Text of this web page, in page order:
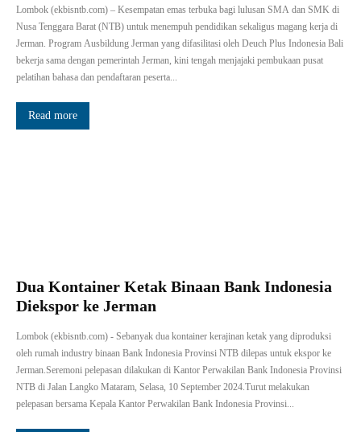
Lombok (ekbisntb.com) – Kesempatan emas terbuka bagi lulusan SMA dan SMK di
Nusa Tenggara Barat (NTB) untuk menempuh pendidikan sekaligus magang kerja di
Jerman. Program Ausbildung Jerman yang difasilitasi oleh Deuch Plus Indonesia Bali
bekerja sama dengan pemerintah Jerman, kini tengah menjajaki pembukaan pusat
pelatihan bahasa dan pendaftaran peserta...
Read more
Dua Kontainer Ketak Binaan Bank Indonesia
Diekspor ke Jerman
Lombok (ekbisntb.com) - Sebanyak dua kontainer kerajinan ketak yang diproduksi
oleh rumah industry binaan Bank Indonesia Provinsi NTB dilepas untuk ekspor ke
Jerman.Seremoni pelepasan dilakukan di Kantor Perwakilan Bank Indonesia Provinsi
NTB di Jalan Langko Mataram, Selasa, 10 September 2024.Turut melakukan
pelepasan bersama Kepala Kantor Perwakilan Bank Indonesia Provinsi...